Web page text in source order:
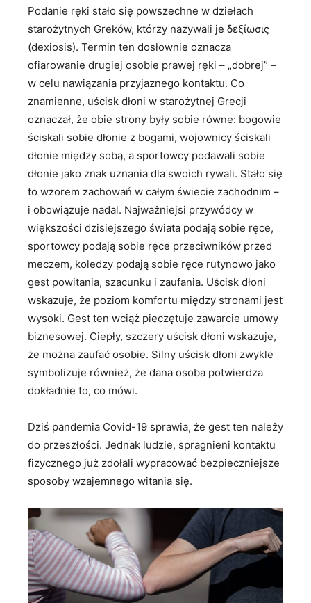
Podanie ręki stało się powszechne w dziełach
starożytnych Greków, którzy nazywali je δεξίωσις
(dexiosis). Termin ten dosłownie oznacza
ofiarowanie drugiej osobie prawej ręki – „dobrej” –
w celu nawiązania przyjaznego kontaktu. Co
znamienne, uścisk dłoni w starożytnej Grecji
oznaczał, że obie strony były sobie równe: bogowie
ściskali sobie dłonie z bogami, wojownicy ściskali
dłonie między sobą, a sportowcy podawali sobie
dłonie jako znak uznania dla swoich rywali. Stało się
to wzorem zachowań w całym świecie zachodnim –
i obowiązuje nadal. Najważniejsi przywódcy w
większości dzisiejszego świata podają sobie ręce,
sportowcy podają sobie ręce przeciwników przed
meczem, koledzy podają sobie ręce rutynowo jako
gest powitania, szacunku i zaufania. Uścisk dłoni
wskazuje, że poziom komfortu między stronami jest
wysoki. Gest ten wciąż pieczętuje zawarcie umowy
biznesowej. Ciepły, szczery uścisk dłoni wskazuje,
że można zaufać osobie. Silny uścisk dłoni zwykle
symbolizuje również, że dana osoba potwierdza
dokładnie to, co mówi.
Dziś pandemia Covid-19 sprawia, że gest ten należy
do przeszłości. Jednak ludzie, spragnieni kontaktu
fizycznego już zdołali wypracować bezpieczniejsze
sposoby wzajemnego witania się.